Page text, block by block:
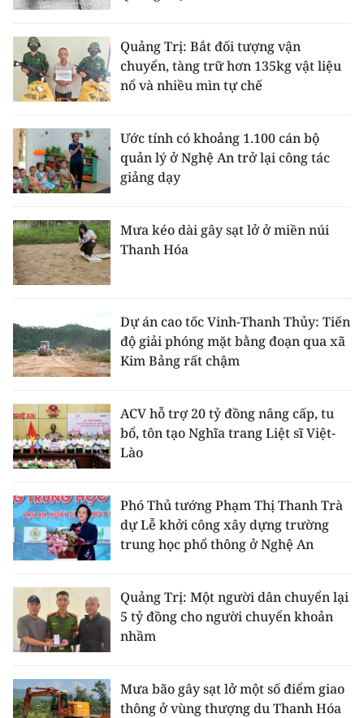
Quảng Trị: Bắt đối tượng vận
chuyển, tàng trữ hơn 135kg vật liệu
nổ và nhiều mìn tự chế
Ước tính có khoảng 1.100 cán bộ
quản lý ở Nghệ An trở lại công tác
giảng dạy
Mưa kéo dài gây sạt lở ở miền núi
Thanh Hóa
Dự án cao tốc Vinh-Thanh Thủy: Tiến
độ giải phóng mặt bằng đoạn qua xã
Kim Bảng rất chậm
ACV hỗ trợ 20 tỷ đồng nâng cấp, tu
bổ, tôn tạo Nghĩa trang Liệt sĩ Việt-
Lào
Phó Thủ tướng Phạm Thị Thanh Trà
dự Lễ khởi công xây dựng trường
trung học phổ thông ở Nghệ An
Quảng Trị: Một người dân chuyển lại
5 tỷ đồng cho người chuyển khoản
nhầm
Mưa bão gây sạt lở một số điểm giao
thông ở vùng thượng du Thanh Hóa